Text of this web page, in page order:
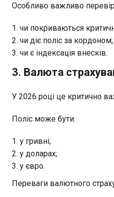
Особливо важливо
чи покриваються
чи діє поліс за кордоном;
чи є індексація внесків.
3. Валюта
У 2026 році це критично
Поліс може бути:
у гривні;
у доларах;
у євро.
Переваги валютного